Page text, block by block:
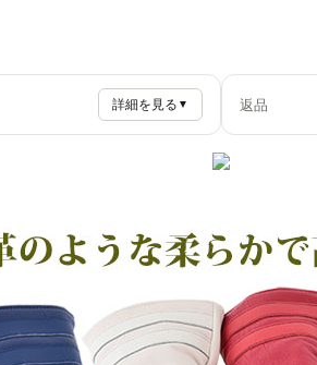
詳細を見る ▼ 返品